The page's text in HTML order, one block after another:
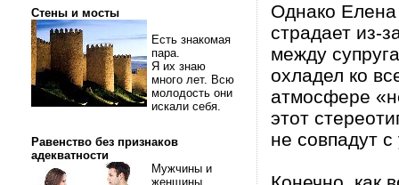
Стены и мосты
Есть знакомая
пара.
Я их знаю
много лет. Всю
молодость они
искали себя.
Равенство без признаков
адекватности
Мужчины и
женщины
Однако Елена
страдает из-
между
охладел ко
атмосфере
этот
не совпадут